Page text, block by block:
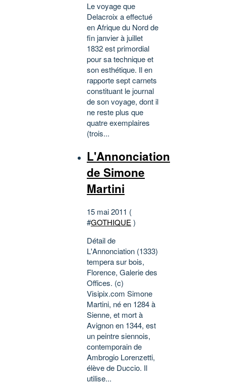
Le voyage que
Delacroix a effectué
en Afrique du Nord de
fin janvier à juillet
1832 est primordial
pour sa technique et
son esthétique. Il en
rapporte sept carnets
constituant le journal
de son voyage, dont il
ne reste plus que
quatre exemplaires
(trois...
L'Annonciation
de Simone
Martini
15 mai 2011 (
#GOTHIQUE )
Détail de
L'Annonciation (1333)
tempera sur bois,
Florence, Galerie des
Offices. (c)
Visipix.com Simone
Martini, né en 1284 à
Sienne, et mort à
Avignon en 1344, est
un peintre siennois,
contemporain de
Ambrogio Lorenzetti,
élève de Duccio. Il
utilise...